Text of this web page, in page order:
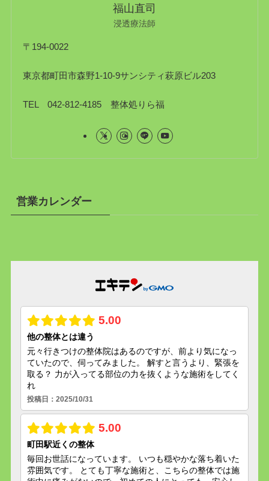
福山直司
浸透療法師
〒194-0022
東京都町田市森野1-10-9サンシティ萩原ビル203
TEL 042-812-4185 整体処りら福
営業カレンダー